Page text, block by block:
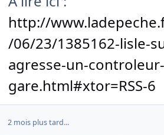
http://
/06/23/1385162-lisle-
agresse-un-
gare.html#xtor=RSS-6
2 mois plus tard...